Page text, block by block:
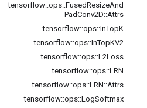
tensorflow::ops::FusedResizeAnd
PadConv2D::Attrs
tensorflow::ops::InTopK
tensorflow::ops::InTopKV2
tensorflow::ops::L2Loss
tensorflow::ops::LRN
tensorflow::ops::LRN::Attrs
tensorflow::ops::LogSoftmax